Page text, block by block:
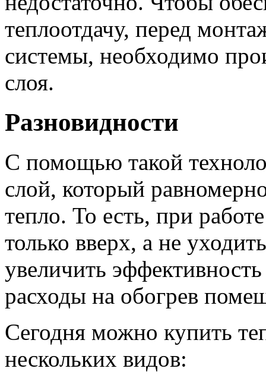
теплоотдачу, перед
системы, необходимо
слоя.
Разновидности
С помощью такой
слой, который
тепло. То есть, при
только вверх, а не
увеличить
расходы на обогрев
Сегодня можно купить
нескольких видов: